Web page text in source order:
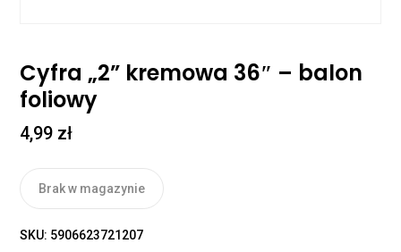
Cyfra „2” kremowa 36″ – balon
foliowy
4,99 zł
Brak w magazynie
SKU: 5906623721207